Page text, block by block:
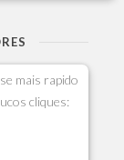
mais rapido
cliques: